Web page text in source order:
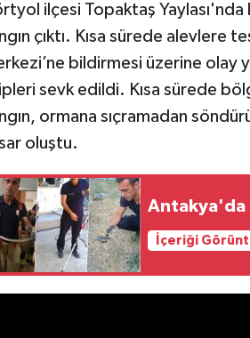
ilçesi Topaktaş
çıktı. Kısa sürede alevlere
bildirmesi üzerine olay
sevk edildi. Kısa sürede
ormana sıçramadan
oluştu.
Antakya'da
İçeriği